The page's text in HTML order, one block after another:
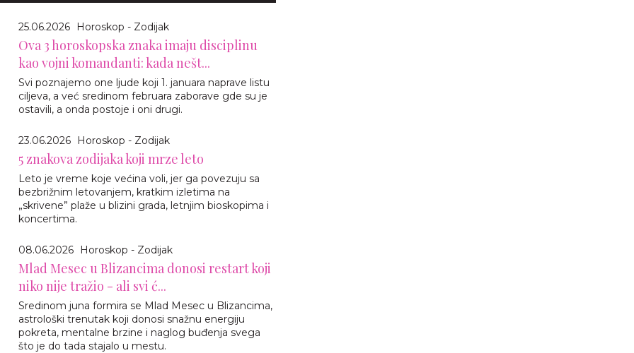
25.06.2026 Horoskop - Zodijak
Ova 3 horoskopska znaka imaju disciplinu
kao vojni komandanti: kada nešt...
Svi poznajemo one ljude koji 1. januara naprave listu
ciljeva, a već sredinom februara zaborave gde su je
ostavili, a onda postoje i oni drugi.
23.06.2026 Horoskop - Zodijak
5 znakova zodijaka koji mrze leto
Leto je vreme koje većina voli, jer ga povezuju sa
bezbrižnim letovanjem, kratkim izletima na
„skrivene” plaže u blizini grada, letnjim bioskopima i
koncertima.
08.06.2026 Horoskop - Zodijak
Mlad Mesec u Blizancima donosi restart koji
niko nije tražio - ali svi ć...
Sredinom juna formira se Mlad Mesec u Blizancima,
astrološki trenutak koji donosi snažnu energiju
pokreta, mentalne brzine i naglog buđenja svega
što je do tada stajalo u mestu.